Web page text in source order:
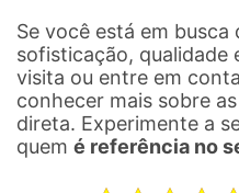
Se você está em
sofisticação, qualidade
visita ou entre em
conhecer mais sobre
direta. Experimente a
quem é referência no